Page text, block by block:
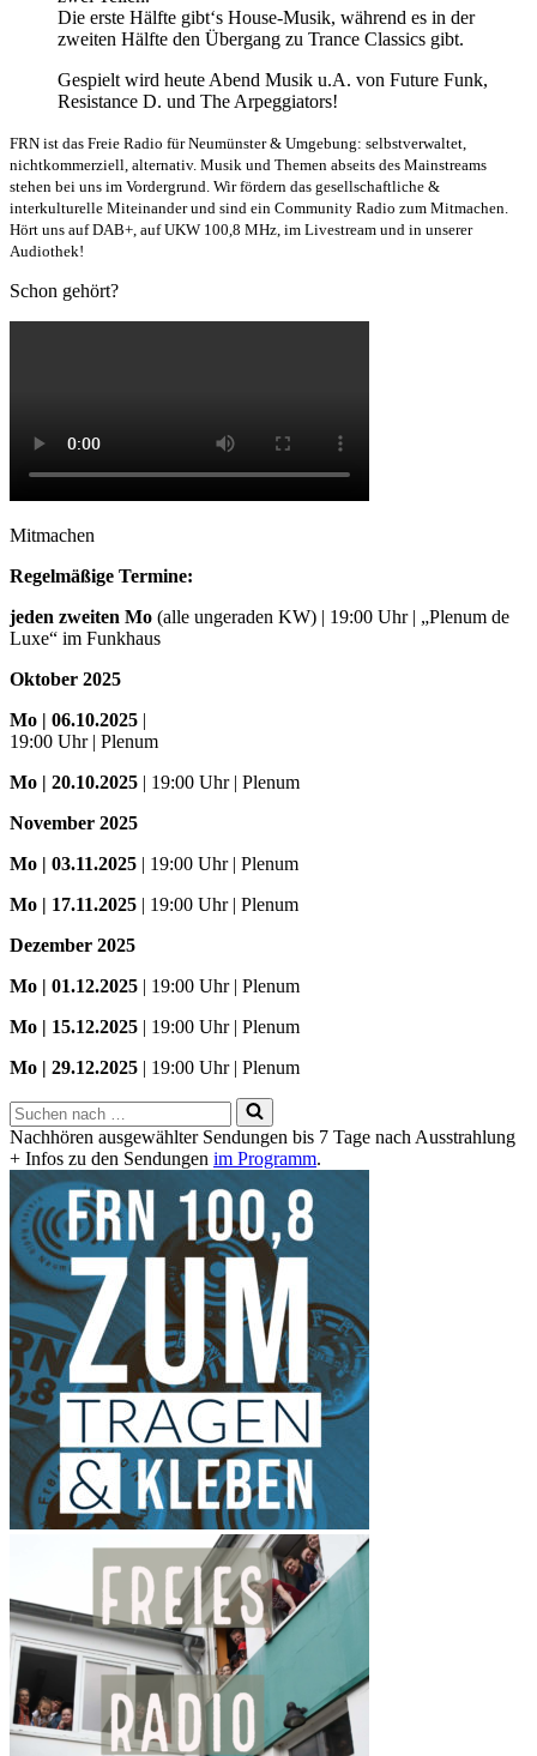
Die erste Hälfte gibt‘s House-Musik, während es in der
zweiten Hälfte den Übergang zu Trance Classics gibt.
Gespielt wird heute Abend Musik u.A. von Future Funk,
Resistance D. und The Arpeggiators!
FRN ist das Freie Radio für Neumünster & Umgebung: selbstverwaltet,
nichtkommerziell, alternativ. Musik und Themen abseits des Mainstreams
stehen bei uns im Vordergrund. Wir fördern das gesellschaftliche &
interkulturelle Miteinander und sind ein Community Radio zum Mitmachen.
Hört uns auf DAB+, auf UKW 100,8 MHz, im Livestream und in unserer
Audiothek!
Schon gehört?
Mitmachen
Regelmäßige Termine:
jeden zweiten Mo (alle ungeraden KW) | 19:00 Uhr | „Plenum de
Luxe“ im Funkhaus
Oktober 2025
Mo | 06.10.2025 |
19:00 Uhr | Plenum
Mo | 20.10.2025 | 19:00 Uhr | Plenum
November 2025
Mo | 03.11.2025 | 19:00 Uhr | Plenum
Mo | 17.11.2025 | 19:00 Uhr | Plenum
Dezember 2025
Mo | 01.12.2025 | 19:00 Uhr | Plenum
Mo | 15.12.2025 | 19:00 Uhr | Plenum
Mo | 29.12.2025 | 19:00 Uhr | Plenum
Suchen
nach …
Nachhören ausgewählter Sendungen bis 7 Tage nach Ausstrahlung
+ Infos zu den Sendungen im Programm.